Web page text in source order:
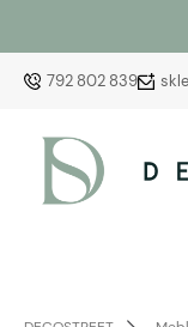
792 802 839